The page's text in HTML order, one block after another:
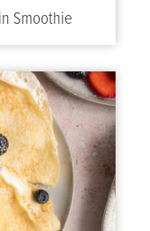
Smoothie